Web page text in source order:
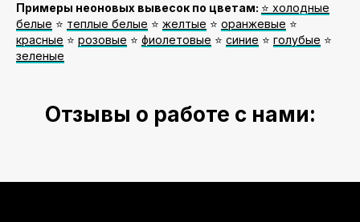
Примеры неоновых вывесок по цветам: ⭐️ холодные
белые ⭐️ теплые белые ⭐️ желтые ⭐️ оранжевые ⭐️
красные ⭐️ розовые ⭐️ фиолетовые ⭐️ синие ⭐️ голубые ⭐️
зеленые
Отзывы о работе с нами: